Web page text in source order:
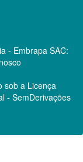
- Embrapa SAC:
sob a Licença
- SemDerivações